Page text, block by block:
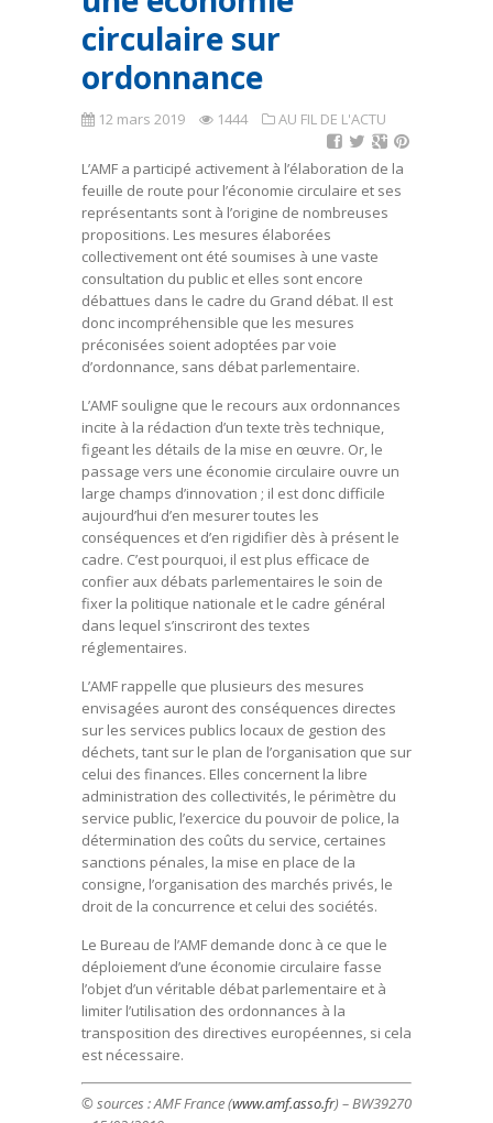
circulaire sur
ordonnance
12 mars 2019 1444 AU FIL DE L'ACTU
L’AMF a participé activement à l’élaboration de la
feuille de route pour l’économie circulaire et ses
représentants sont à l’origine de nombreuses
propositions. Les mesures élaborées
collectivement ont été soumises à une vaste
consultation du public et elles sont encore
débattues dans le cadre du Grand débat. Il est
donc incompréhensible que les mesures
préconisées soient adoptées par voie
d’ordonnance, sans débat parlementaire.
L’AMF souligne que le recours aux ordonnances
incite à la rédaction d’un texte très technique,
figeant les détails de la mise en œuvre. Or, le
passage vers une économie circulaire ouvre un
large champs d’innovation ; il est donc difficile
aujourd’hui d’en mesurer toutes les
conséquences et d’en rigidifier dès à présent le
cadre. C’est pourquoi, il est plus efficace de
confier aux débats parlementaires le soin de
fixer la politique nationale et le cadre général
dans lequel s’inscriront des textes
réglementaires.
L’AMF rappelle que plusieurs des mesures
envisagées auront des conséquences directes
sur les services publics locaux de gestion des
déchets, tant sur le plan de l’organisation que sur
celui des finances. Elles concernent la libre
administration des collectivités, le périmètre du
service public, l’exercice du pouvoir de police, la
détermination des coûts du service, certaines
sanctions pénales, la mise en place de la
consigne, l’organisation des marchés privés, le
droit de la concurrence et celui des sociétés.
Le Bureau de l’AMF demande donc à ce que le
déploiement d’une économie circulaire fasse
l’objet d’un véritable débat parlementaire et à
limiter l’utilisation des ordonnances à la
transposition des directives européennes, si cela
est nécessaire.
© sources : AMF France (www.amf.asso.fr) – BW39270